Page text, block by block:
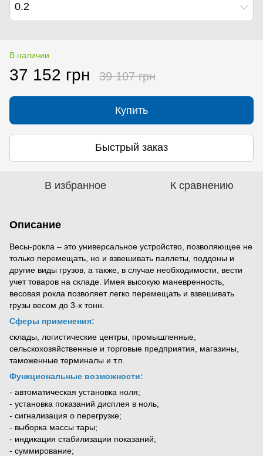
0.2
В наличии
37 152 грн 39 107 грн
Купить
Быстрый заказ
В избранное К сравнению
Описание
Весы-рокла – это универсальное устройство, позволяющее не
только перемещать, но и взвешивать паллеты, поддоны и
другие виды грузов, а также, в случае необходимости, вести
учет товаров на складе. Имея высокую маневренность,
весовая рокла позволяет легко перемещать и взвешивать
грузы весом до 3-х тонн.
Сферы применения:
склады, логистические центры, промышленные,
сельскохозяйственные и торговые предприятия, магазины,
таможенные терминалы и т.п.
Функциональные возможности:
- автоматическая установка ноля;
- установка показаний дисплея в ноль;
- сигнализация о перегрузке;
- выборка массы тары;
- индикация стабилизации показаний;
- суммирование;